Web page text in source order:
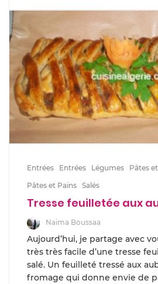
Entrées Entrées Légumes
Pâtes
Pâtes et Pains Salés
Tresse feuilletée aux
Naima Boussaa
Aujourd’hui, je partage avec
très très facile d’une tresse
salé. Un feuilleté tressé aux
fromage qui donne envie de